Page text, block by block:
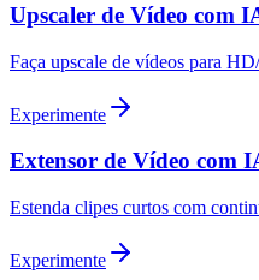
Upscaler de Vídeo com
Faça upscale de vídeos para
Experimente
Extensor de Vídeo com
Estenda clipes curtos com
Experimente